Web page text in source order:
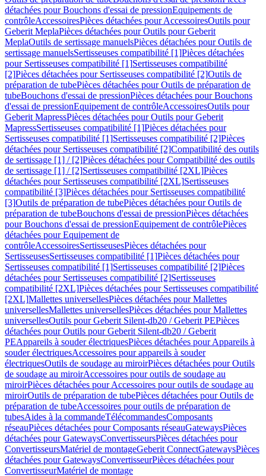
détachées pour Bouchons d'essai de pressionEquipements de
contrôleAccessoiresPièces détachées pour AccessoiresOutils pour
Geberit MeplaPièces détachées pour Outils pour Geberit
MeplaOutils de sertissage manuelsPièces détachées pour Outils de
sertissage manuelsSertisseuses compatibilité [1]Pièces détachées
pour Sertisseuses compatibilité [1]Sertisseuses compatibilité
[2]Pièces détachées pour Sertisseuses compatibilité [2]Outils de
préparation de tubePièces détachées pour Outils de préparation de
tubeBouchons d'essai de pressionPièces détachées pour Bouchons
d'essai de pressionEquipement de contrôleAccessoiresOutils pour
Geberit MapressPièces détachées pour Outils pour Geberit
MapressSertisseuses compatibilité [1]Pièces détachées pour
Sertisseuses compatibilité [1]Sertisseuses compatibilité [2]Pièces
détachées pour Sertisseuses compatibilité [2]Compatibilité des outils
de sertissage [1] / [2]Pièces détachées pour Compatibilité des outils
de sertissage [1] / [2]Sertisseuses compatibilité [2XL]Pièces
détachées pour Sertisseuses compatibilité [2XL]Sertisseuses
compatibilité [3]Pièces détachées pour Sertisseuses compatibilité
[3]Outils de préparation de tubePièces détachées pour Outils de
préparation de tubeBouchons d'essai de pressionPièces détachées
pour Bouchons d'essai de pressionEquipement de contrôlePièces
détachées pour Equipement de
contrôleAccessoiresSertisseusesPièces détachées pour
SertisseusesSertisseuses compatibilité [1]Pièces détachées pour
Sertisseuses compatibilité [1]Sertisseuses compatibilité [2]Pièces
détachées pour Sertisseuses compatibilité [2]Sertisseuses
compatibilité [2XL]Pièces détachées pour Sertisseuses compatibilité
[2XL]Mallettes universellesPièces détachées pour Mallettes
universellesMallettes universellesPièces détachées pour Mallettes
universellesOutils pour Geberit Silent-db20 / Geberit PEPièces
détachées pour Outils pour Geberit Silent-db20 / Geberit
PEAppareils à souder électriquesPièces détachées pour Appareils à
souder électriquesAccessoires pour appareils à souder
électriquesOutils de soudage au miroirPièces détachées pour Outils
de soudage au miroirAccessoires pour outils de soudage au
miroirPièces détachées pour Accessoires pour outils de soudage au
miroirOutils de préparation de tubePièces détachées pour Outils de
préparation de tubeAccessoires pour outils de préparation de
tubesAides à la commandeTélécommandesComposants
réseauPièces détachées pour Composants réseauGatewaysPièces
détachées pour GatewaysConvertisseursPièces détachées pour
ConvertisseursMatériel de montageGeberit ConnectGatewaysPièces
détachées pour GatewaysConvertisseurPièces détachées pour
ConvertisseurMatériel de montage